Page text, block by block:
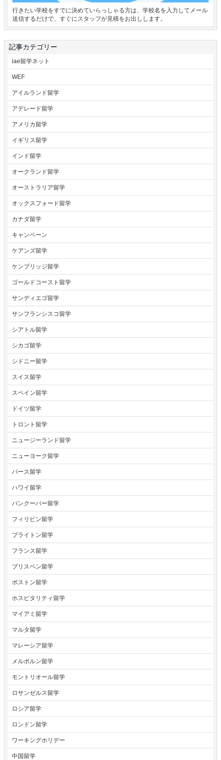
行きたい学校をすでに決めていらっしゃる方は、学校名を入力してメール
送信するだけで、すぐにスタッフが見積をお出しします。
記事カテゴリー
iae留学ネット
WEF
アイルランド留学
アデレード留学
アメリカ留学
イギリス留学
インド留学
オークランド留学
オーストラリア留学
オックスフォード留学
カナダ留学
キャンペーン
ケアンズ留学
ケンブリッジ留学
ゴールドコースト留学
サンディエゴ留学
サンフランシスコ留学
シアトル留学
シカゴ留学
シドニー留学
スイス留学
スペイン留学
ドイツ留学
トロント留学
ニュージーランド留学
ニューヨーク留学
パース留学
ハワイ留学
バンクーバー留学
フィリピン留学
ブライトン留学
フランス留学
ブリスベン留学
ボストン留学
ホスピタリティ留学
マイアミ留学
マルタ留学
マレーシア留学
メルボルン留学
モントリオール留学
ロサンゼルス留学
ロシア留学
ロンドン留学
ワーキングホリデー
中国留学